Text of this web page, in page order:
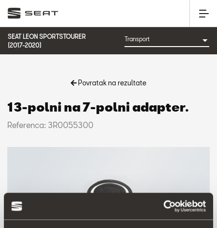
SEAT LEON SPORTSTOURER
(2017-2020)
Povratak na rezultate
13-polni na 7-polni adapter.
Referenca: 3R0055300